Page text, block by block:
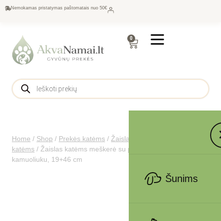
Nemokamas pristatymas paštomatais nuo 50€
0
Šunims
Home / Shop / Prekės katėms / Žaislai katėms
katėms / Žaislas katėms meškerė su plunksnomis ir
kamuoliuku, 19+46 cm